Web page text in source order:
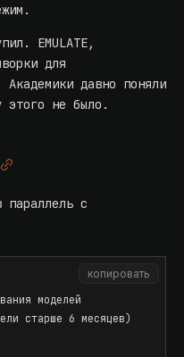
EMULATE,
для
Академики давно поняли
этого не было.
параллель с
копировать
моделей
старше 6 месяцев)